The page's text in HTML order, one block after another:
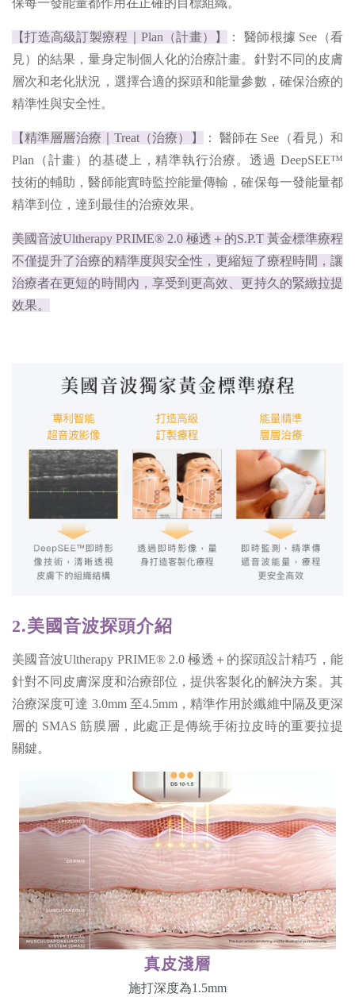
【打造高級訂製療程｜Plan（計畫）】
： 醫師根據 See（看
見）的結果，量身定制個人化的治療計畫。針對不同的皮膚
層次和老化狀況，選擇合適的探頭和能量參數，確保治療的
精準性與安全性。
【精準層層治療｜Treat（治療）】
： 醫師在 See（看見）和
Plan（計畫）的基礎上，精準執行治療。透過 DeepSEE™
技術的輔助，醫師能實時監控能量傳輸，確保每一發能量都
精準到位，達到最佳的治療效果。
美國音波Ultherapy PRIME® 2.0 極透＋的S.P.T 黃金標準療程
不僅提升了治療的精準度與安全性，更縮短了療程時間，讓
治療者在更短的時間內，享受到更高效、更持久的緊緻拉提
效果。
2.美國音波探頭介紹
美國音波Ultherapy PRIME® 2.0 極透＋的探頭設計精巧，能
針對不同皮膚深度和治療部位，提供客製化的解決方案。其
治療深度可達 3.0mm 至4.5mm，精準作用於纖維中隔及更深
層的 SMAS 筋膜層，此處正是傳統手術拉皮時的重要拉提
關鍵。
真皮淺層
施打深度為1.5mm